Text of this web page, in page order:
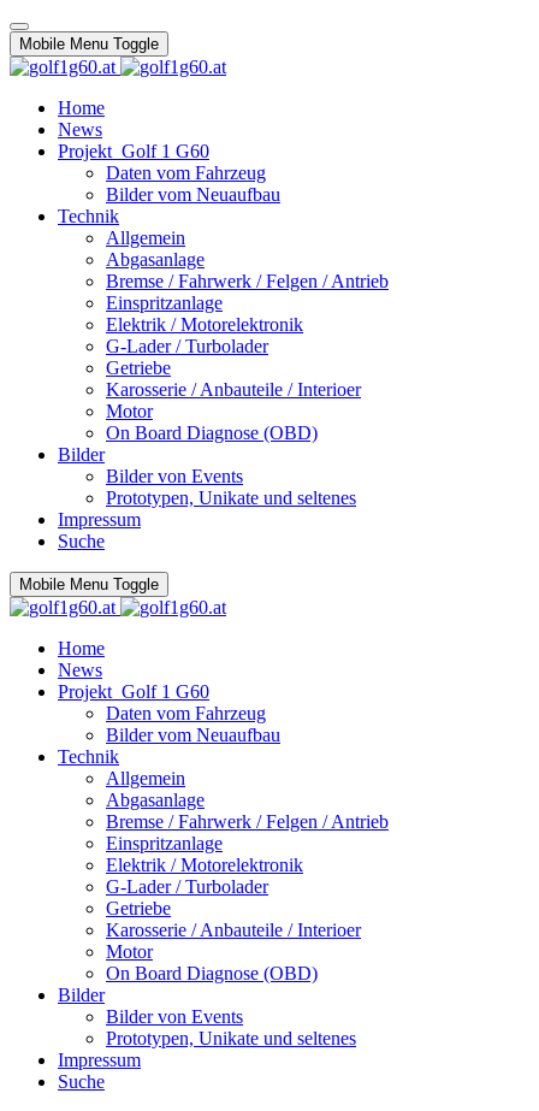
Mobile Menu Toggle
Home
News
Projekt_Golf 1 G60
Daten vom Fahrzeug
Bilder vom Neuaufbau
Technik
Allgemein
Abgasanlage
Bremse / Fahrwerk / Felgen / Antrieb
Einspritzanlage
Elektrik / Motorelektronik
G-Lader / Turbolader
Getriebe
Karosserie / Anbauteile / Interioer
Motor
On Board Diagnose (OBD)
Bilder
Bilder von Events
Prototypen, Unikate und seltenes
Impressum
Suche
Mobile Menu Toggle
Home
News
Projekt_Golf 1 G60
Daten vom Fahrzeug
Bilder vom Neuaufbau
Technik
Allgemein
Abgasanlage
Bremse / Fahrwerk / Felgen / Antrieb
Einspritzanlage
Elektrik / Motorelektronik
G-Lader / Turbolader
Getriebe
Karosserie / Anbauteile / Interioer
Motor
On Board Diagnose (OBD)
Bilder
Bilder von Events
Prototypen, Unikate und seltenes
Impressum
Suche